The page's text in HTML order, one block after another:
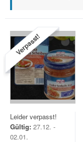
Verpasst!
Leider verpasst!
Gültig: 27.12. -
02.01.